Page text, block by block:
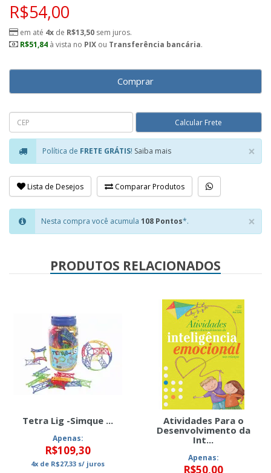
R$54,00
em até 4x de R$13,50 sem juros.
R$51,84 à vista no PIX ou Transferência bancária.
Comprar
×
Política de FRETE GRÁTIS! Saiba mais
Lista de Desejos Comparar Produtos
×
Nesta compra você acumula 108 Pontos*.
PRODUTOS RELACIONADOS
Tetra Lig -Simque ...
Apenas:
R$109,30
4x de R$27,33 s/ juros
Atividades Para o
Desenvolvimento da
Int...
Apenas:
R$50,00